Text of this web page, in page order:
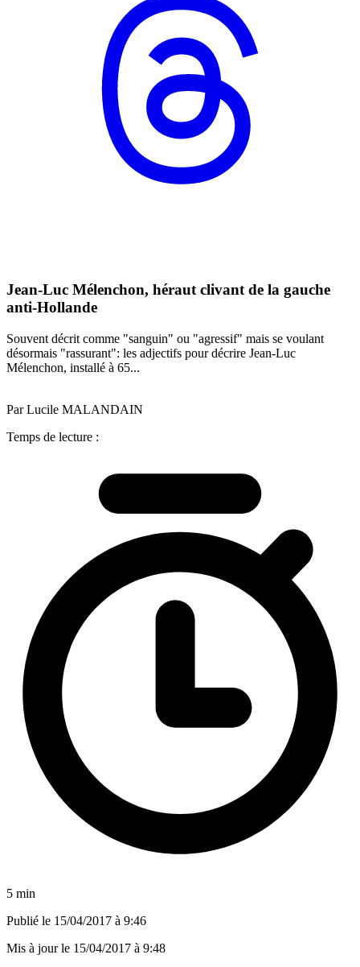
Jean-Luc Mélenchon, héraut clivant de la gauche
anti-Hollande
Souvent décrit comme "sanguin" ou "agressif" mais se voulant
désormais "rassurant": les adjectifs pour décrire Jean-Luc
Mélenchon, installé à 65...
Par Lucile MALANDAIN
Temps de lecture :
5 min
Publié le 15/04/2017 à 9:46
Mis à jour le 15/04/2017 à 9:48